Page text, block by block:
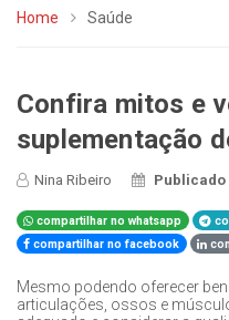
Home Saúde
Confira mitos e
suplementação
Nina Ribeiro Publicado
compartilhar no whatsapp
compartilhar no facebook
Mesmo podendo oferecer
articulações, ossos e